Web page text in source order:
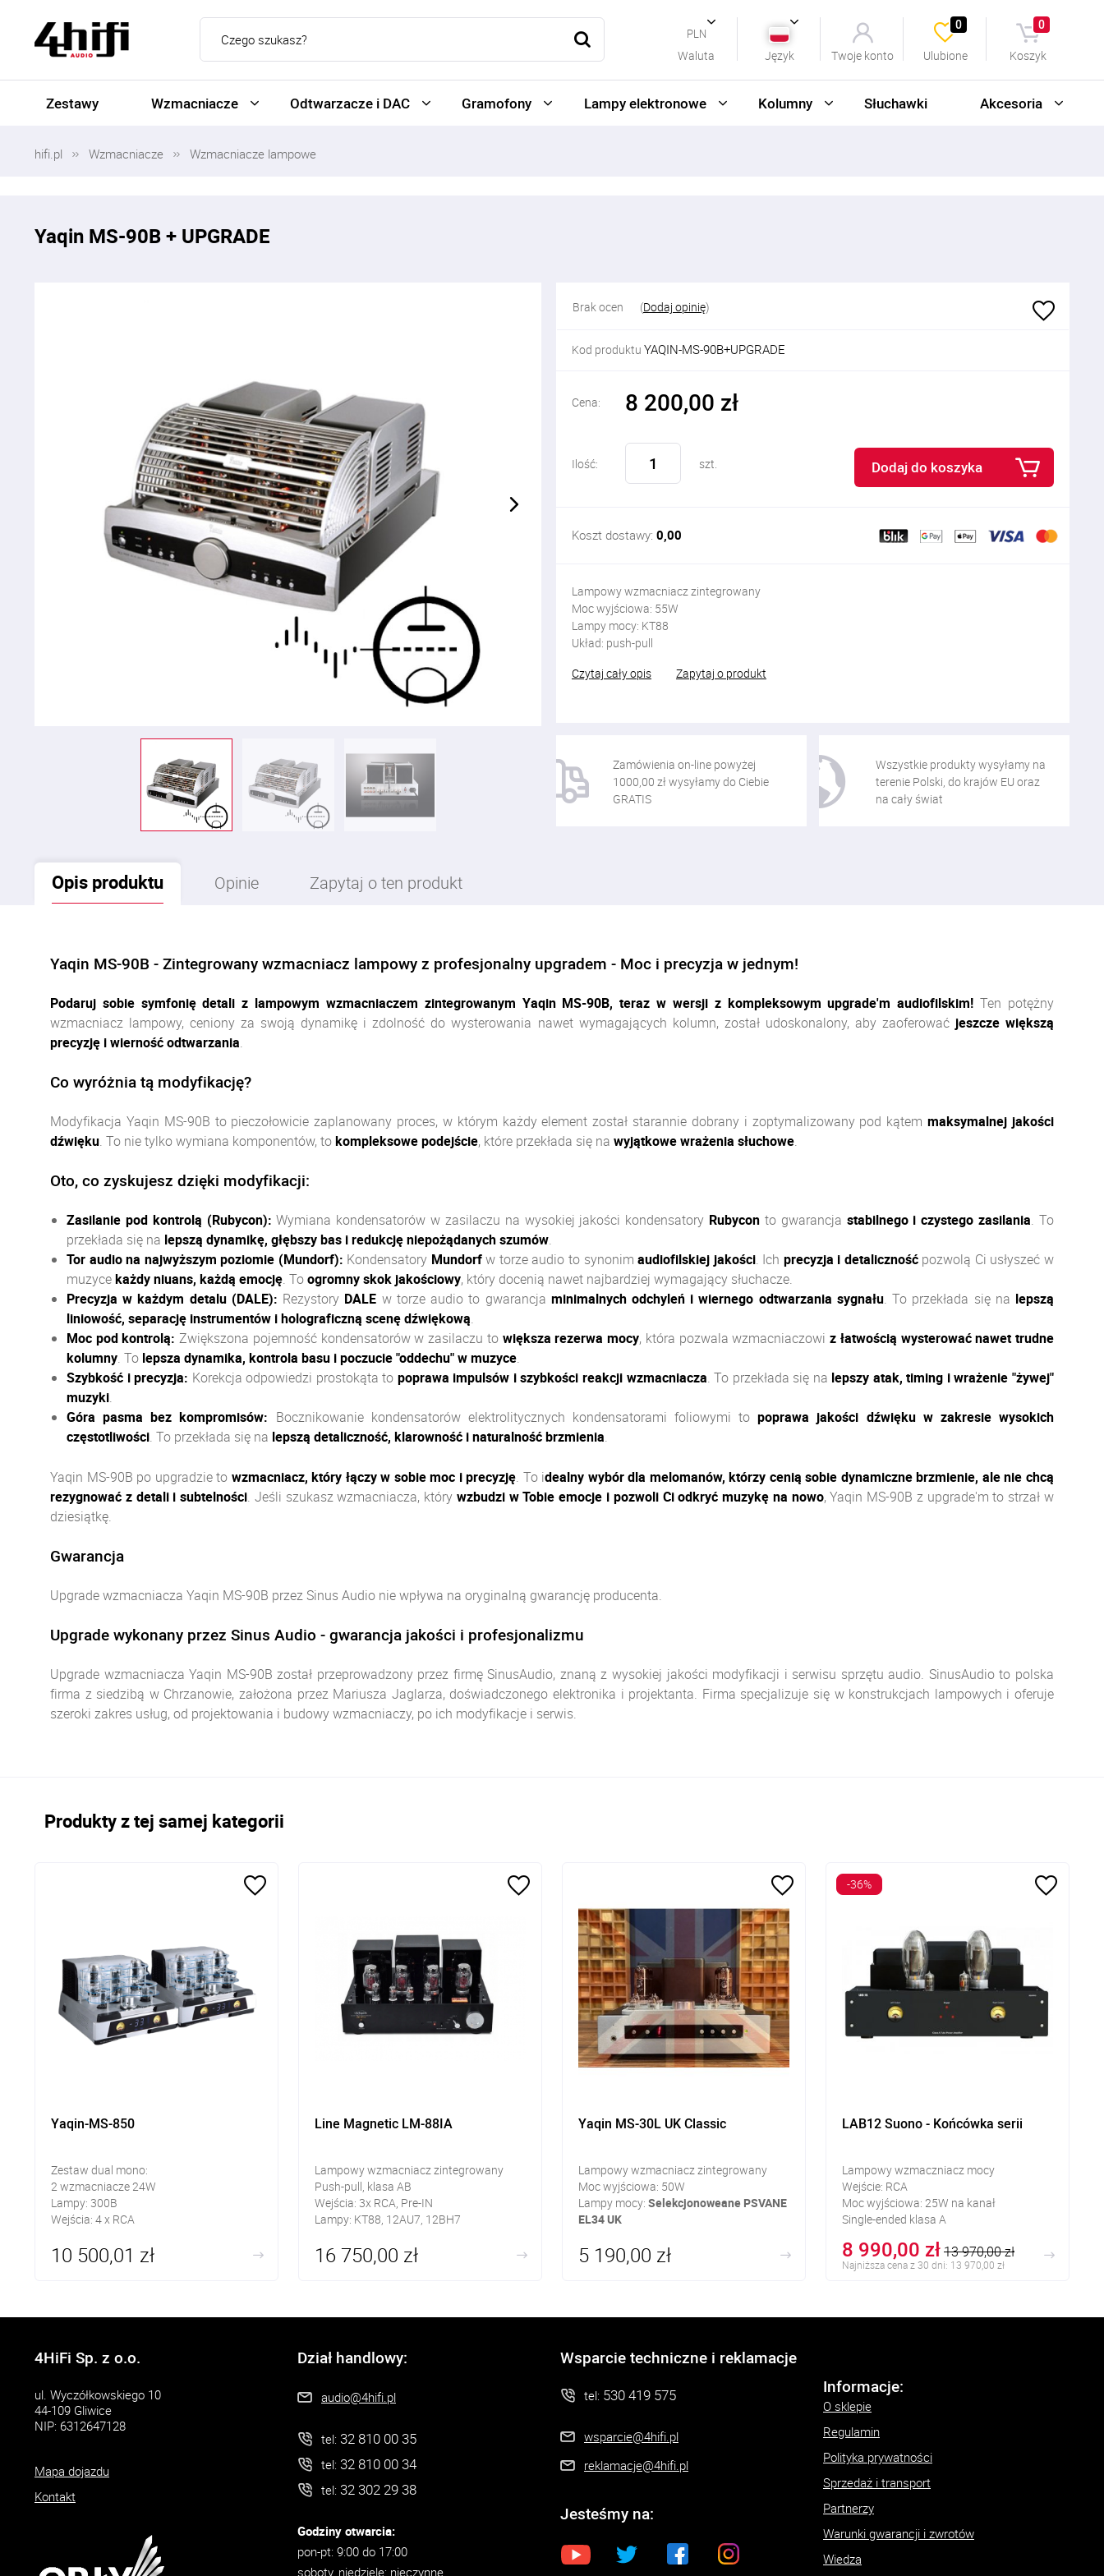
Waluta
PLN
Język Twoje konto Ulubione
0
Koszyk
0
Zestawy Wzmacniacze Odtwarzacze i DAC Gramofony Lampy elektronowe Kolumny Słuchawki Akcesoria
hifi.pl Wzmacniacze Wzmacniacze lampowe
Yaqin MS-90B + UPGRADE
Brak ocen (Dodaj opinię)
Kod produktu YAQIN-MS-90B+UPGRADE
Cena: 8 200,00 zł
Ilość: szt. Dodaj do koszyka
Koszt dostawy: 0,00
Lampowy wzmacniacz zintegrowany
Moc wyjściowa: 55W
Lampy mocy: KT88
Układ: push-pull
Czytaj cały opis
Zapytaj o produkt
Zamówienia on-line powyżej
1000,00 zł wysyłamy do Ciebie
GRATIS
Wszystkie produkty wysyłamy na
terenie Polski, do krajów EU oraz
na cały świat
Opis produktu Opinie Zapytaj o ten produkt
Yaqin MS-90B - Zintegrowany wzmacniacz lampowy z profesjonalny upgradem - Moc i precyzja w jednym!
Podaruj sobie symfonię detali z lampowym wzmacniaczem zintegrowanym Yaqin MS-90B, teraz w wersji z kompleksowym upgrade'm audiofilskim! Ten potężny
wzmacniacz lampowy, ceniony za swoją dynamikę i zdolność do wysterowania nawet wymagających kolumn, został udoskonalony, aby zaoferować jeszcze większą
precyzję i wierność odtwarzania.
Co wyróżnia tą modyfikację?
Modyfikacja Yaqin MS-90B to pieczołowicie zaplanowany proces, w którym każdy element został starannie dobrany i zoptymalizowany pod kątemmaksymalnej jakości
dźwięku. To nie tylko wymiana komponentów, tokompleksowe podejście, które przekłada się na wyjątkowe wrażenia słuchowe.
Oto, co zyskujesz dzięki modyfikacji:
Zasilanie pod kontrolą (Rubycon): Wymiana kondensatorów w zasilaczu na wysokiej jakości kondensatory Rubycon to gwarancja stabilnego i czystego zasilania. To
przekłada się na lepszą dynamikę, głębszy bas i redukcję niepożądanych szumów.
Tor audio na najwyższym poziomie (Mundorf): Kondensatory Mundorfw torze audio to synonimaudiofilskiej jakości. Ich precyzja i detalicznośćpozwolą Ci usłyszeć w
muzycekażdy niuans, każdą emocję. Toogromny skok jakościowy, który docenią nawet najbardziej wymagający słuchacze.
Precyzja w każdym detalu (DALE): Rezystory DALE w torze audio to gwarancja minimalnych odchyleń i wiernego odtwarzania sygnału. To przekłada się na lepszą
liniowość, separację instrumentów i holograficzną scenę dźwiękową.
Moc pod kontrolą: Zwiększona pojemność kondensatorów w zasilaczu towiększa rezerwa mocy, która pozwala wzmacniaczowiz łatwością wysterować nawet trudne
kolumny. To lepsza dynamika, kontrola basu i poczucie "oddechu" w muzyce.
Szybkość i precyzja: Korekcja odpowiedzi prostokąta to poprawa impulsów i szybkości reakcji wzmacniacza. To przekłada się na lepszy atak, timing i wrażenie "żywej"
muzyki.
Góra pasma bez kompromisów: Bocznikowanie kondensatorów elektrolitycznych kondensatorami foliowymi to poprawa jakości dźwięku w zakresie wysokich
częstotliwości. To przekłada się na lepszą detaliczność, klarowność i naturalność brzmienia.
Yaqin MS-90B po upgradzie to wzmacniacz, który łączy w sobie moc i precyzję. To idealny wybór dla melomanów, którzy cenią sobie dynamiczne brzmienie, ale nie chcą
rezygnować z detali i subtelności. Jeśli szukasz wzmacniacza, który wzbudzi w Tobie emocje i pozwoli Ci odkryć muzykę na nowo, Yaqin MS-90B z upgrade'm to strzał w
dziesiątkę.
Gwarancja
Upgrade wzmacniacza Yaqin MS-90B przez Sinus Audio nie wpływa na oryginalną gwarancję producenta.
Upgrade wykonany przez Sinus Audio - gwarancja jakości i profesjonalizmu
Upgrade wzmacniacza Yaqin MS-90B został przeprowadzony przez firmę SinusAudio, znaną z wysokiej jakości modyfikacji i serwisu sprzętu audio. SinusAudio to polska
firma z siedzibą w Chrzanowie, założona przez Mariusza Jaglarza, doświadczonego elektronika i projektanta. Firma specjalizuje się w konstrukcjach lampowych i oferuje
szeroki zakres usług, od projektowania i budowy wzmacniaczy, po ich modyfikacje i serwis.
Produkty z tej samej kategorii
Yaqin-MS-850
Zestaw dual mono:
2 wzmacniacze 24W
Lampy: 300B
Wejścia: 4 x RCA
10 500,01 zł
Line Magnetic LM-88IA
Lampowy wzmacniacz zintegrowany
Push-pull, klasa AB
Wejścia: 3x RCA, Pre-IN
Lampy: KT88, 12AU7, 12BH7
Wyjścia: zaciski głośnikowe
16 750,00 zł
Yaqin MS-30L UK Classic
Lampowy wzmacniacz zintegrowany
Moc wyjściowa: 50W
Lampy mocy: Selekcjonoweane PSVANE
EL34 UK
5 190,00 zł
LAB12 Suono - Końcówka serii
Lampowy wzmaczniacz mocy
Wejście: RCA
Moc wyjściowa: 25W na kanał
Single-ended klasa A
8 990,00 zł13 970,00 zł
Najniższa cena z 30 dni: 13 970,00 zł
-36%
4HiFi Sp. z o.o.
ul. Wyczółkowskiego 10
44-109 Gliwice
NIP: 6312647128
Mapa dojazdu
Kontakt
Dział handlowy:
audio@4hifi.pl
tel: 32 810 00 35
tel: 32 810 00 34
tel: 32 302 29 38
Godziny otwarcia:
pon-pt: 9:00 do 17:00
soboty, niedziele: nieczynne
Wsparcie techniczne i reklamacje
tel: 530 419 575
wsparcie@4hifi.pl
reklamacje@4hifi.pl
Jesteśmy na:
Informacje:
O sklepie
Regulamin
Polityka prywatności
Sprzedaż i transport
Partnerzy
Warunki gwarancji i zwrotów
Wiedza